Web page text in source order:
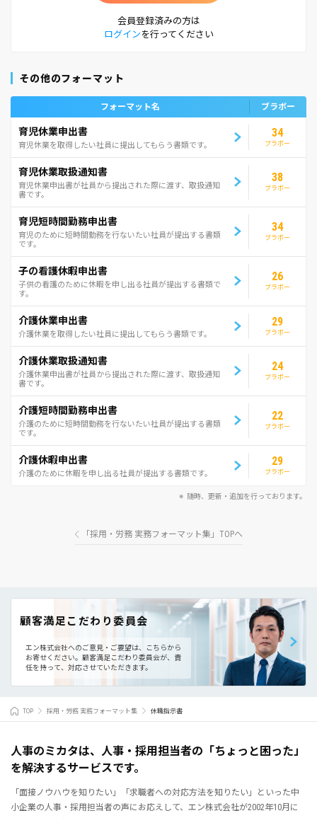
会員登録済みの方は
ログインを行ってください
その他のフォーマット
フォーマット名 ブラボー
育児休業申出書
育児休業を取得したい社員に提出してもらう書類です。
34
ブラボー
育児休業取扱通知書
育児休業申出書が社員から提出された際に渡す、取扱通知
書です。
38
ブラボー
育児短時間勤務申出書
育児のために短時間勤務を行ないたい社員が提出する書類
です。
34
ブラボー
子の看護休暇申出書
子供の看護のために休暇を申し出る社員が提出する書類で
す。
26
ブラボー
介護休業申出書
介護休業を取得したい社員に提出してもらう書類です。
29
ブラボー
介護休業取扱通知書
介護休業申出書が社員から提出された際に渡す、取扱通知
書です。
24
ブラボー
介護短時間勤務申出書
介護のために短時間勤務を行ないたい社員が提出する書類
です。
22
ブラボー
介護休暇申出書
介護のために休暇を申し出る社員が提出する書類です。
29
ブラボー
随時、更新・追加を行っております。
「採用・労務 実務フォーマット集」TOPへ
顧客満足こだわり委員会
エン株式会社へのご意見・ご要望は、こちらから
お寄せください。 顧客満足こだわり委員会が、責
任を持って、対応させていただきます。
TOP 採用・労務 実務フォーマット集 休職指示書
人事のミカタは、人事・採用担当者の「ちょっと困った」
を解決するサービスです。
「面接ノウハウを知りたい」「求職者への対応方法を知りたい」といった中
小企業の人事・採用担当者の声にお応えして、エン株式会社が2002年10月に